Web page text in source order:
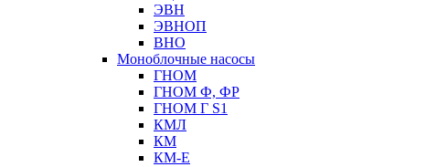
ЭВН
ЭВНОП
ВНО
Моноблочные насосы
ГНОМ
ГНОМ Ф, ФР
ГНОМ Г S1
КМЛ
КМ
КМ-Е